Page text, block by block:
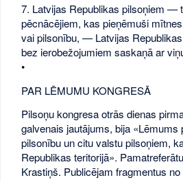
7. Latvijas Republikas pilsoņiem —
pēcnācējiem, kas pieņēmuši
vai pilsonību, — Latvijas
bez ierobežojumiem saskaņā ar
•
PAR LĒMUMU KONGRESĀ
Pilsoņu kongresa otrās dienas
galvenais jautājums, bija «Lēmums
pilsonību un citu valstu pilsoņiem,
Republikas teritorijā».
Krastiņš. Publicējam fragmentus